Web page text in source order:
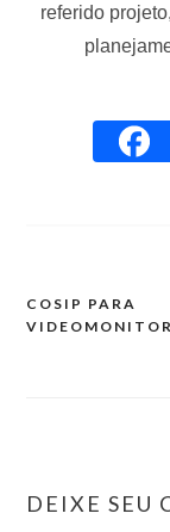
referido
COSIP PARA
DEIXE SEU